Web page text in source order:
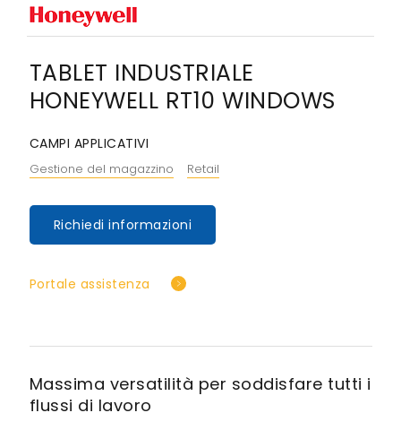
TABLET INDUSTRIALE
HONEYWELL RT10 WINDOWS
CAMPI APPLICATIVI
Gestione del magazzino Retail
Richiedi informazioni
Portale assistenza
Massima versatilità per soddisfare tutti i
flussi di lavoro